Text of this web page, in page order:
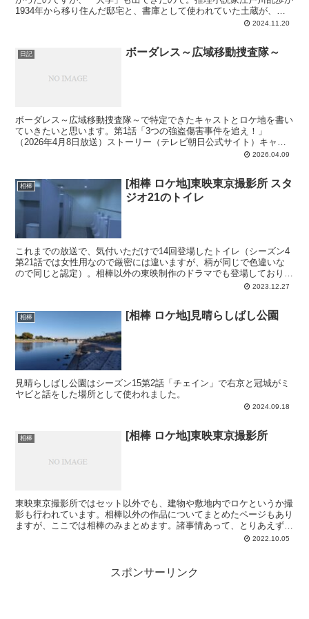
1934年から移り住んだ邸宅と、書庫として使われていた土蔵が、
2024.11.20
日記 ボーダレス～広域移動捜査隊～
ボーダレス～広域移動捜査隊～で特定できたキャストとロケ地を書い
ていきたいと思います。第1話「3つの強盗傷害事件を追え！」
（2026年4月8日放送）ストーリー（テレビ朝日公式サイト）キャス
ト土屋太鳳：仲沢桃子（警察庁移動捜査課）佐藤勝利：黄沢...2026.04.09
相棒
[相棒 ロケ地]東映東京撮影所 スタ
ジオ21のトイレ
これまでの放送で、気付いただけで14回登場したトイレ（シーズン4
第21話では女性用なので厳密には違いますが、柄が同じで色違いな
ので同じと認定）。相棒以外の東映制作のドラマでも登場しており、
東映関連の施設ではないかとにらんでいるのですが、どこ...2023.12.27
相棒 [相棒 ロケ地]見晴らしばし公園
見晴らしばし公園はシーズン15第2話「チェイン」で右京と冠城がミ
ヤビと話をした場所として使われました。
2024.09.18
相棒 [相棒 ロケ地]東映東京撮影所
東映東京撮影所ではセット以外でも、建物や敷地内でロケというか撮
影も行われています。相棒以外の作品についてまとめたページもあり
ますが、ここでは相棒のみまとめます。諸事情あって、とりあえずシ
ーズン1から7までと17以降で。※順次追加していきます...2022.10.05
スポンサーリンク